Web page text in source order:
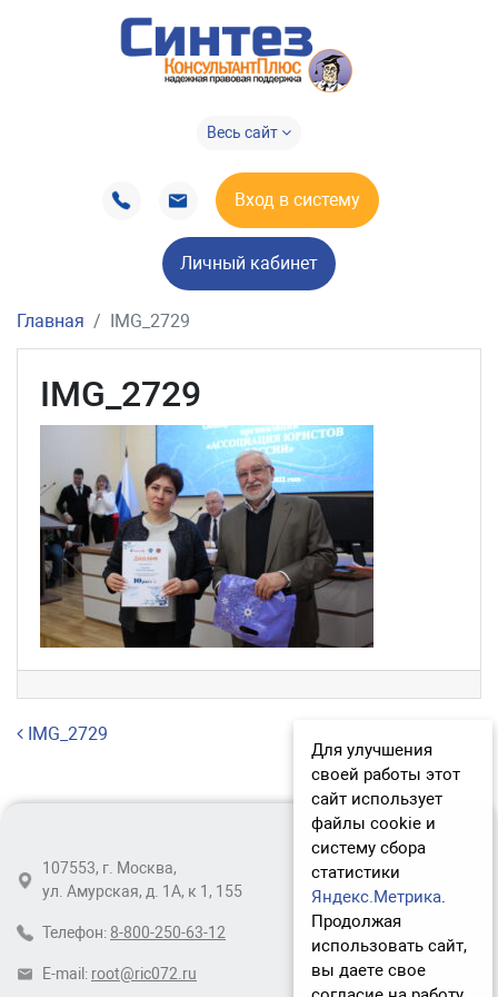
Весь сайт
Вход в систему
Личный кабинет
Главная IMG_2729
IMG_2729
Навигация по записям
IMG_2729
107553, г. Москва,
ул. Амурская, д. 1А, к 1, 155
Телефон: 8-800-250-63-12
E-mail: root@ric072.ru
Для улучшения
своей работы этот
сайт использует
файлы cookie и
систему сбора
статистики
Яндекс.Метрика.
Продолжая
использовать сайт,
вы даете свое